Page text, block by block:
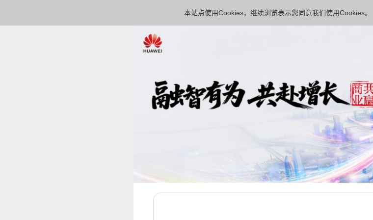
本站点使用Cookies，继续浏览表示您同意我们使用Cookies。